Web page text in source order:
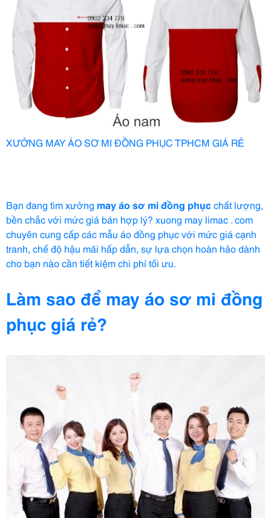
XƯỞNG MAY ÁO SƠ MI ĐỒNG PHỤC TPHCM GIÁ RẺ
Bạn đang tìm xưởng may áo sơ mi đồng phụcchất lượng,
bền chắc với mức giá bán hợp lý? xuong may limac . com
chuyên cung cấp các mẫu áo đồng phục với mức giá cạnh
tranh, chế độ hậu mãi hấp dẫn, sự lựa chọn hoàn hảo dành
cho bạn nào cần tiết kiệm chi phí tối ưu.
Làm sao để may áo sơ mi đồng
phục giá rẻ?